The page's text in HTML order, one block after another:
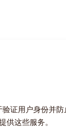
证用户身份并
这些服务。